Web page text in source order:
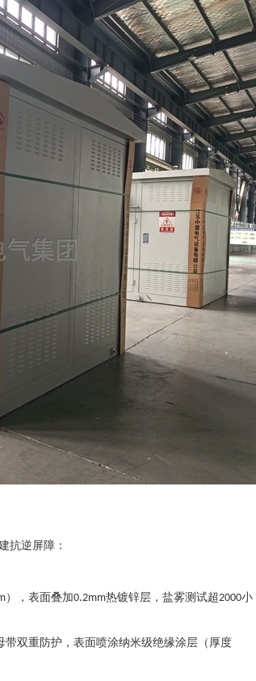
抗逆屏障：
），表面叠加0.2mm热镀锌层，盐雾测试超2000小
带双重防护，表面喷涂纳米级绝缘涂层（厚度